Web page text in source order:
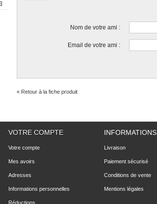
Nom de votre ami :
Email de votre ami :
« Retour à la fiche produit
VOTRE COMPTE
Votre compte
Mes avoirs
Adresses
Informations personnelles
Réductions
INFORMATIONS
Livraison
Paiement sécurisé
Conditions de vente
Mentions légales